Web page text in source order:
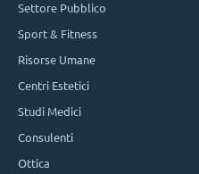
Settore Pubblico
Sport & Fitness
Risorse Umane
Centri Estetici
Studi Medici
Consulenti
Ottica